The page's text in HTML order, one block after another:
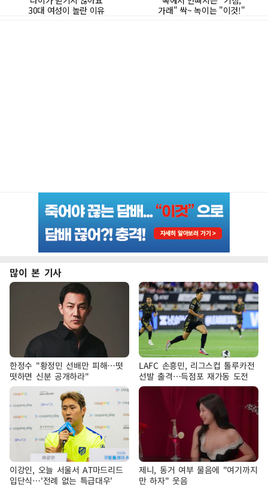
많이 본 기사
한정수 "황정민 선배만 피해…떳
떳하면 신분 공개하라"
LAFC 손흥민, 리그스컵 톨루카전
선발 출격…득점포 재가동 도전
이강인, 오늘 서울서 AT마드리드
입단식…'전례 없는 특급대우'
제니, 동거 여부 물음에 "여기까지
만 하자" 웃음